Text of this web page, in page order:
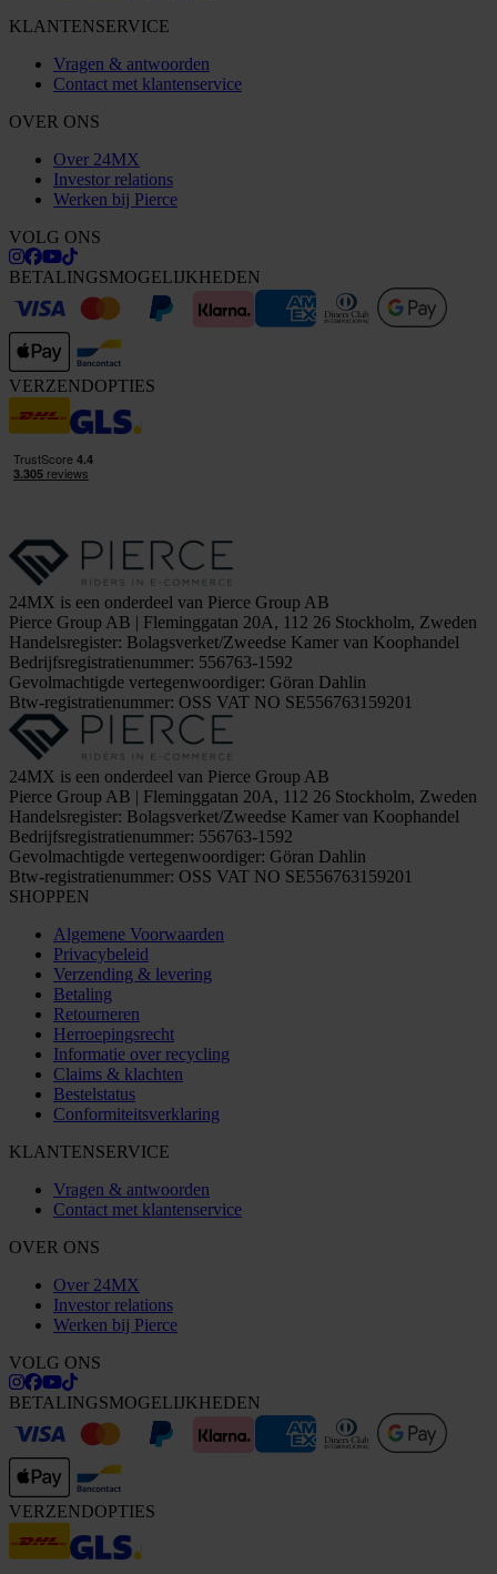
KLANTENSERVICE
Vragen & antwoorden
Contact met klantenservice
OVER ONS
Over 24MX
Investor relations
Werken bij Pierce
VOLG ONS
BETALINGSMOGELIJKHEDEN
VERZENDOPTIES
24MX is een onderdeel van Pierce Group AB
Pierce Group AB | Fleminggatan 20A, 112 26 Stockholm, Zweden
Handelsregister: Bolagsverket/Zweedse Kamer van Koophandel
Bedrijfsregistratienummer: 556763-1592
Gevolmachtigde vertegenwoordiger: Göran Dahlin
Btw-registratienummer: OSS VAT NO SE556763159201
24MX is een onderdeel van Pierce Group AB
Pierce Group AB | Fleminggatan 20A, 112 26 Stockholm, Zweden
Handelsregister: Bolagsverket/Zweedse Kamer van Koophandel
Bedrijfsregistratienummer: 556763-1592
Gevolmachtigde vertegenwoordiger: Göran Dahlin
Btw-registratienummer: OSS VAT NO SE556763159201
SHOPPEN
Algemene Voorwaarden
Privacybeleid
Verzending & levering
Betaling
Retourneren
Herroepingsrecht
Informatie over recycling
Claims & klachten
Bestelstatus
Conformiteitsverklaring
KLANTENSERVICE
Vragen & antwoorden
Contact met klantenservice
OVER ONS
Over 24MX
Investor relations
Werken bij Pierce
VOLG ONS
BETALINGSMOGELIJKHEDEN
VERZENDOPTIES